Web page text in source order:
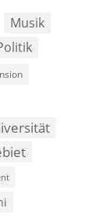
Musik